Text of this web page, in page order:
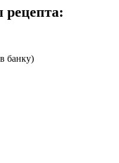
рецепта:
банку)